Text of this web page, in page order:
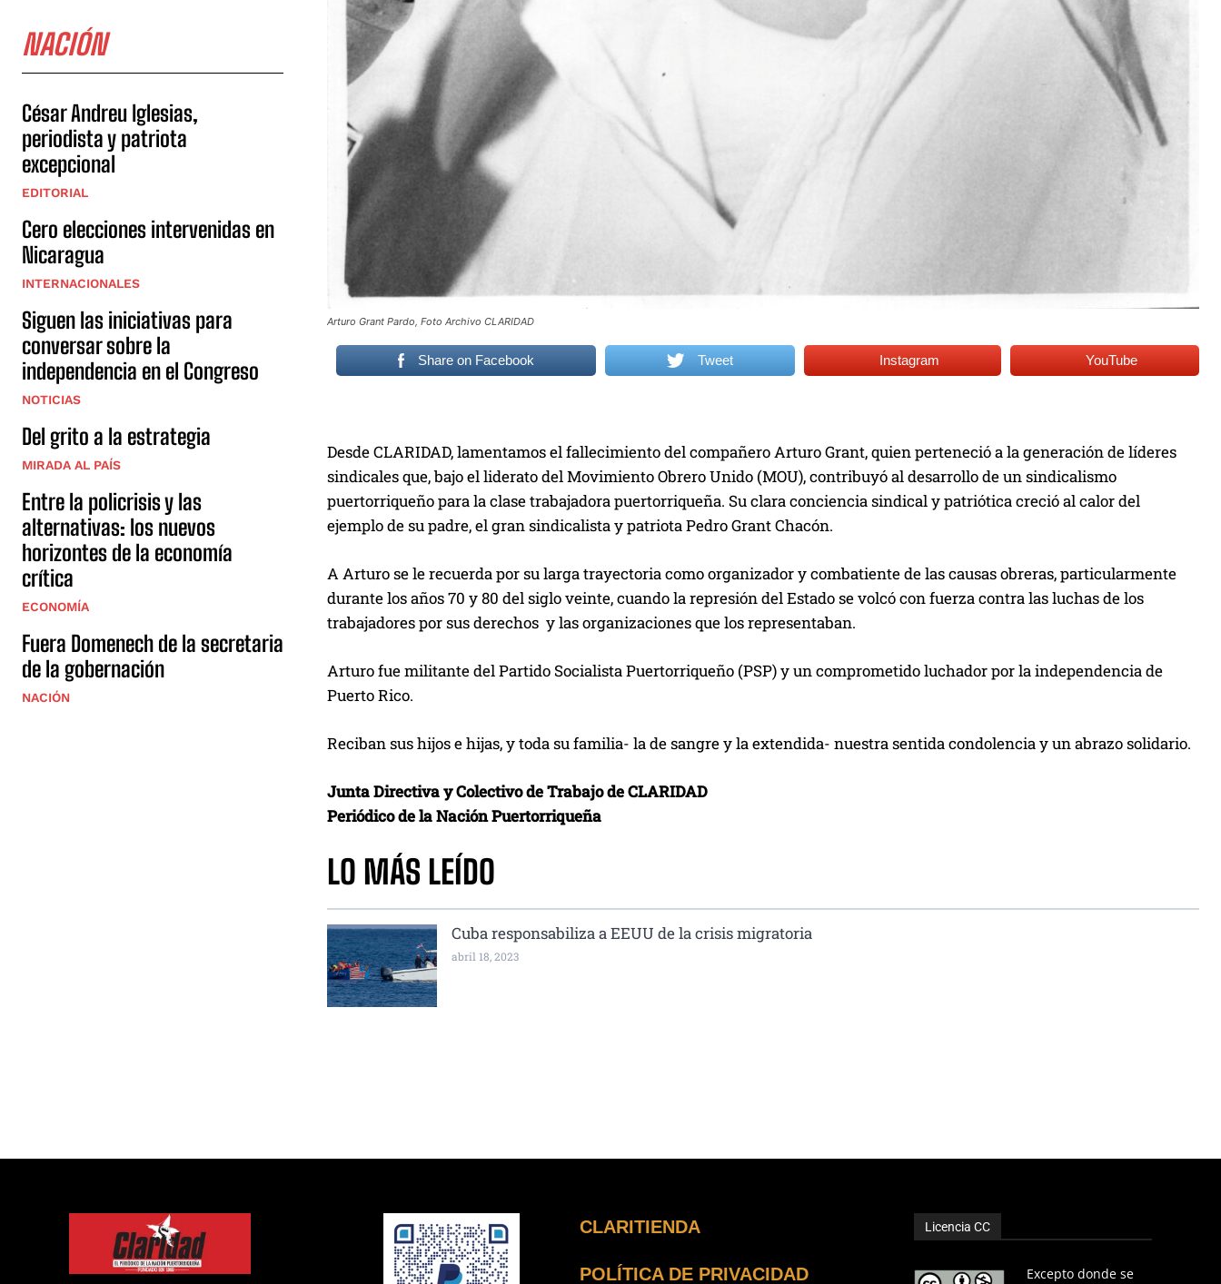
NACIÓN
César Andreu Iglesias,
periodista y patriota
excepcional
EDITORIAL
Cero elecciones intervenidas en
Nicaragua
INTERNACIONALES
Siguen las iniciativas para
conversar sobre la
independencia en el Congreso
NOTICIAS
Del grito a la estrategia
MIRADA AL PAÍS
Entre la policrisis y las
alternativas: los nuevos
horizontes de la economía
crítica
ECONOMÍA
Fuera Domenech de la secretaria
de la gobernación
NACIÓN
Arturo Grant Pardo, Foto Archivo CLARIDAD
Share on Facebook Tweet Instagram YouTube
Desde CLARIDAD, lamentamos el fallecimiento del compañero Arturo Grant, quien perteneció a la generación de líderes
sindicales que, bajo el liderato del Movimiento Obrero Unido (MOU), contribuyó al desarrollo de un sindicalismo
puertorriqueño para la clase trabajadora puertorriqueña. Su clara conciencia sindical y patriótica creció al calor del
ejemplo de su padre, el gran sindicalista y patriota Pedro Grant Chacón.
A Arturo se le recuerda por su larga trayectoria como organizador y combatiente de las causas obreras, particularmente
durante los años 70 y 80 del siglo veinte, cuando la represión del Estado se volcó con fuerza contra las luchas de los
trabajadores por sus derechos y las organizaciones que los representaban.
Arturo fue militante del Partido Socialista Puertorriqueño (PSP) y un comprometido luchador por la independencia de
Puerto Rico.
Reciban sus hijos e hijas, y toda su familia- la de sangre y la extendida- nuestra sentida condolencia y un abrazo solidario.
Junta Directiva y Colectivo de Trabajo de CLARIDAD
Periódico de la Nación Puertorriqueña
LO MÁS LEÍDO
Cuba responsabiliza a EEUU de la crisis migratoria
abril 18, 2023
CLARITIENDA
POLÍTICA DE PRIVACIDAD
Licencia CC
Excepto donde se